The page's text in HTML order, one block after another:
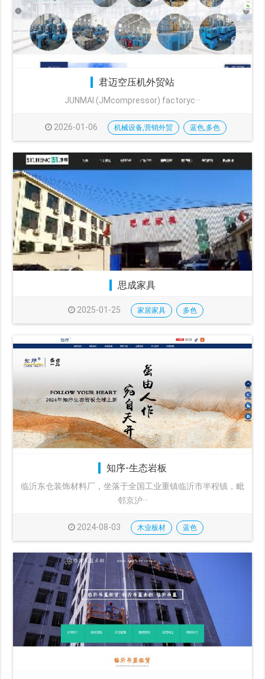
君迈空压机外贸站
JUNMAI (JMcompressor) factoryc···
2026-01-06 机械设备,营销外贸 蓝色,多色
思成家具
2025-01-25 家居家具 多色
知序-生态岩板
临沂东仓装饰材料厂，坐落于全国工业重镇临沂市半程镇，毗
邻京沪···
2024-08-03 木业板材 蓝色